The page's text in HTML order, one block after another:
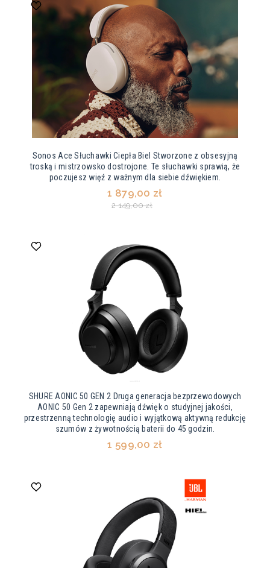
Sonos Ace Słuchawki Ciepła Biel Stworzone z obsesyjną
troską i mistrzowsko dostrojone. Te słuchawki sprawią, że
poczujesz więź z ważnym dla siebie dźwiękiem.
1 879,00 zł
2 149,00 zł
SHURE AONIC 50 GEN 2 Druga generacja bezprzewodowych
AONIC 50 Gen 2 zapewniają dźwięk o studyjnej jakości,
przestrzenną technologię audio i wyjątkową aktywną redukcję
szumów z żywotnością baterii do 45 godzin.
1 599,00 zł